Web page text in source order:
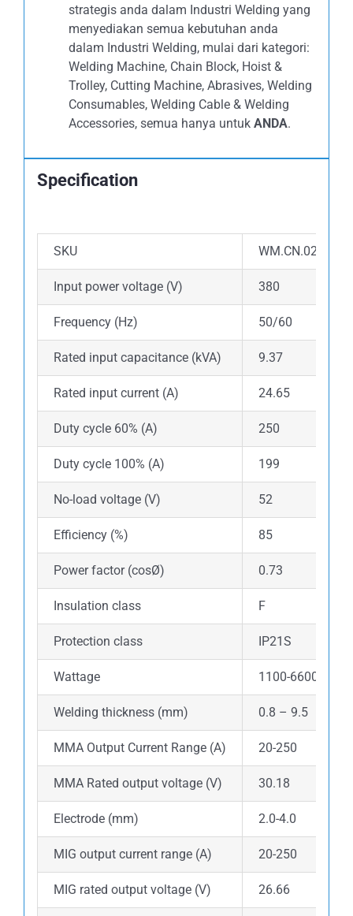
strategis anda dalam Industri Welding yang
menyediakan semua kebutuhan anda
dalam Industri Welding, mulai dari kategori:
Welding Machine, Chain Block, Hoist &
Trolley, Cutting Machine, Abrasives, Welding
Consumables, Welding Cable & Welding
Accessories, semua hanya untuk ANDA.
Specification
SKU
Input power voltage (V) 380
Frequency (Hz) 50/60
Rated input capacitance (kVA) 9.37
Rated input current (A) 24.65
Duty cycle 60% (A) 250
Duty cycle 100% (A) 199
No-load voltage (V) 52
Efficiency (%) 85
Power factor (cosØ) 0.73
Insulation class F
Protection class IP21S
Wattage 1100-6600
Welding thickness (mm) 0.8 – 9.5
MMA Output Current Range (A) 20-250
MMA Rated output voltage (V) 30.18
Electrode (mm) 2.0-4.0
MIG output current range (A) 20-250
MIG rated output voltage (V) 26.66